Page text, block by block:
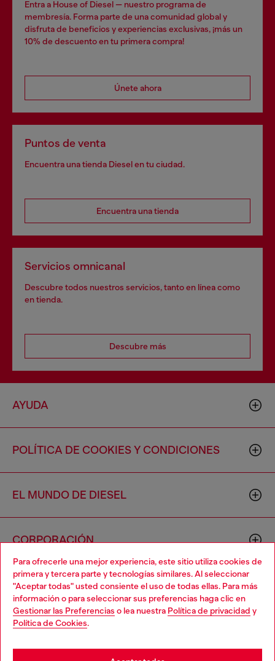
Para ofrecerle una mejor experiencia, este sitio utiliza cookies de
primera y tercera parte y tecnologías similares. Al seleccionar
"Aceptar todas" usted consiente el uso de todas ellas. Para más
información o para seleccionar sus preferencias haga clic en
Gestionar las Preferencias o lea nuestra Política de privacidad y
Política de Cookies.
Entra a House of Diesel — nuestro programa de
membresía. Forma parte de una comunidad global y
disfruta de beneficios y experiencias exclusivas, ¡más un
10% de descuento en tu primera compra!
Únete ahora
Puntos de venta
Encuentra una tienda Diesel en tu ciudad.
Encuentra una tienda
Servicios omnicanal
Descubre todos nuestros servicios, tanto en línea como
en tienda.
Descubre más
AYUDA
POLÍTICA DE COOKIES Y CONDICIONES
EL MUNDO DE DIESEL
CORPORACIÓN